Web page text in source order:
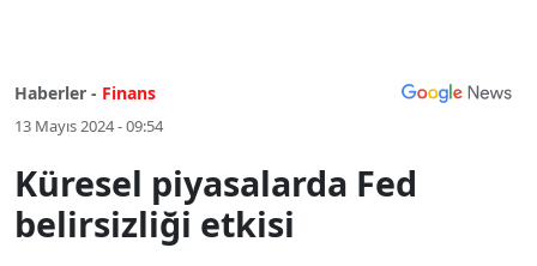
Haberler - Finans
13 Mayıs 2024 - 09:54
Küresel piyasalarda Fed
belirsizliği etkisi